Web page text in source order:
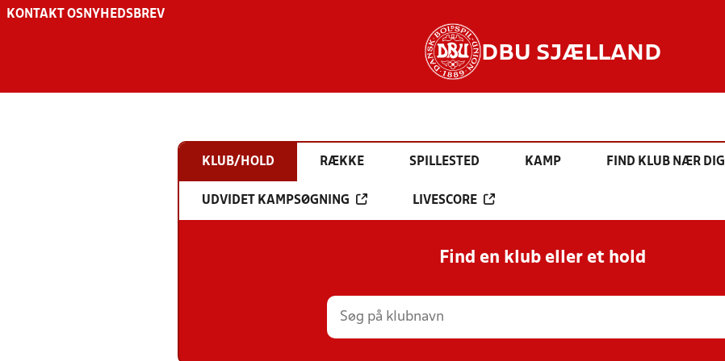
KONTAKT OS NYHEDSBREV
DBU SJÆLLAND
KLUB/HOLD RÆKKE SPILLESTED KAMP FIND KLUB NÆR DIG
UDVIDET KAMPSØGNING LIVESCORE
Find en klub eller et hold